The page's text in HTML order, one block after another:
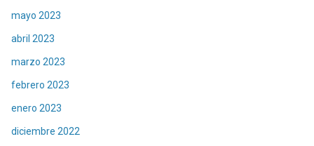
mayo 2023
abril 2023
marzo 2023
febrero 2023
enero 2023
diciembre 2022